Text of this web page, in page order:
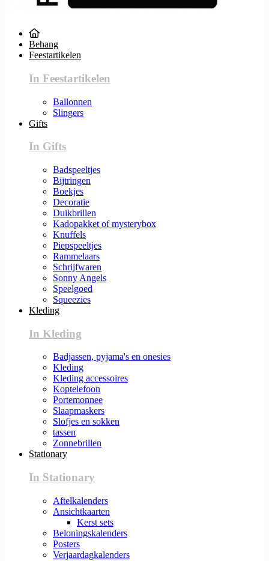
Behang
Feestartikelen
In Feestartikelen
Ballonnen
Slingers
Gifts
In Gifts
Badspeeltjes
Bijtringen
Boekjes
Decoratie
Duikbrillen
Kadopakket of mysterybox
Knuffels
Piepspeeltjes
Rammelaars
Schrijfwaren
Sonny Angels
Speelgoed
Squeezies
Kleding
In Kleding
Badjassen, pyjama's en onesies
Kleding
Kleding accessoires
Koptelefoon
Portemonnee
Slaapmaskers
Slofjes en sokken
tassen
Zonnebrillen
Stationary
In Stationary
Aftelkalenders
Ansichtkaarten
Kerst sets
Beloningskalenders
Posters
Verjaardagkalenders